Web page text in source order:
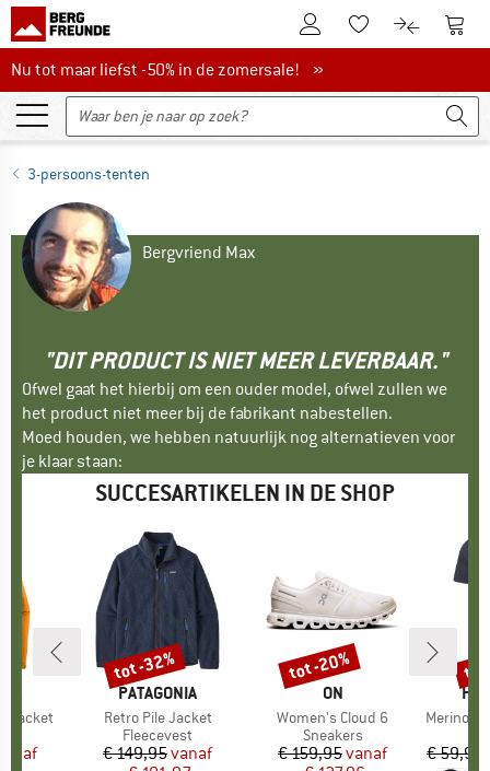
De klantenaccount
Naar deNaar de
Nu tot maar liefst -50% in de zomersale!
Nu tot maar liefst -50% in de zomersale! »
3-persoons-tenten
Bergvriend Max
"DIT PRODUCT IS NIET MEER LEVERBAAR."
Ofwel gaat het hierbij om een ouder model, ofwel zullen we
het product niet meer bij de fabrikant nabestellen.
Moed houden, we hebben natuurlijk nog alternatieven voor
je klaar staan:
SUCCESARTIKELEN IN DE SHOP
Jacket
prijs
MERK
PATAGONIA
Artikel
Retro Pile Jacket
Productgroep
Fleecevest
Prijs
€ 149,95Verlaagde prijs
vanaf
Korting
tot -32%
MERK
ON
Artikel
Women's Cloud 6
Productgroep
Sneakers
Prijs
€ 159,95Verlaagde prijs
vanaf
Korting
tot -20%
Artikel
MerinoMix150
€ 59,95
tot